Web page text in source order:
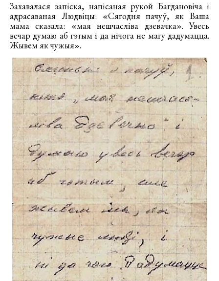
Захавалася запіска, напісаная рукой Багдановіча і
адрасаваная Людвіцы: «Сягодня пачуў, як Ваша
мама сказала: «мая нешчасліва дзевачка». Увесь
вечар думаю аб гэтым і да нічога не магу дадумацца.
Жывем як чужыя».